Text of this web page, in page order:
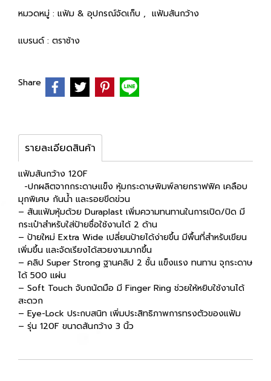
หมวดหมู่ : แฟ้ม & อุปกรณ์จัดเก็บ , แฟ้มสันกว้าง
แบรนด์ : ตราช้าง
Share
รายละเอียดสินค้า
แฟ้มสันกว้าง 120F
-ปกผลิตจากกระดาษแข็ง หุ้มกระดาษพิมพ์ลายกราฟฟิค เคลือบ
มุกพิเศษ กันน้ำ และรอยขีดข่วน
– สันแฟ้มหุ้มด้วย Duraplast เพิ่มความทนทานในการเปิด/ปิด มี
กระเป๋าสำหรับใส่ป้ายชื่อใช้งานได้ 2 ด้าน
– ป้ายใหม่ Extra Wide เปลี่ยนป้ายได้ง่ายขึ้น มีพื้นที่สำหรับเขียน
เพิ่มขึ้น และจัดเรียงได้สวยงามมากขึ้น
– คลิป Super Strong ฐานคลิป 2 ชั้น แข็งแรง ทนทาน จุกระดาษ
ได้ 500 แผ่น
– Soft Touch จับถนัดมือ มี Finger Ring ช่วยให้หยิบใช้งานได้
สะดวก
– Eye-Lock ประกบสนิท เพิ่มประสิทธิภาพการทรงตัวของแฟ้ม
– รุ่น 120F ขนาดสันกว้าง 3 นิ้ว